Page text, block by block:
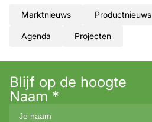
Marktnieuws Productnieuws
Agenda Projecten
Blijf op de hoogte
Naam *